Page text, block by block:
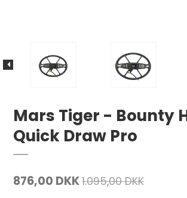
Mars Tiger - Bounty
Quick Draw Pro
876,00 DKK1.095,00 DKK